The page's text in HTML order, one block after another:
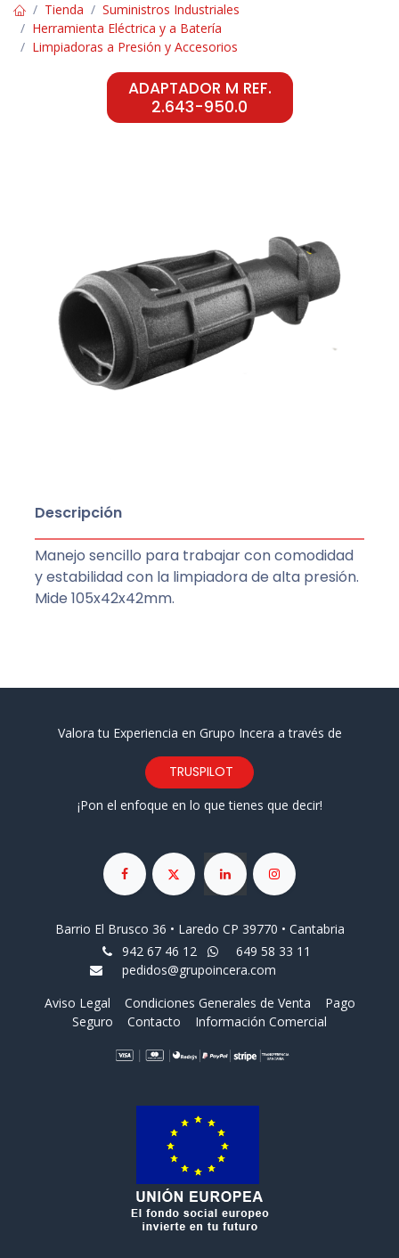
Tienda
Suministros Industriales
Herramienta Eléctrica y a Batería
Limpiadoras a Presión y Accesorios
ADAPTADOR M REF.
2.643-950.0
Descripción
Manejo sencillo para trabajar con comodidad
y estabilidad con la limpiadora de alta presión.
Mide 105x42x42mm.
Valora tu Experiencia en Grupo Incera a través de
TRUSPILOT
¡Pon el enfoque en lo que tienes que decir!
Barrio El Brusco 36 • Laredo CP 39770 • Cantabria
942 67 46 12
649 58 33 11
pedidos@grupoincera.com
Aviso Legal
Condiciones Generales de Venta
Pago
Seguro
Contacto Información Comercial